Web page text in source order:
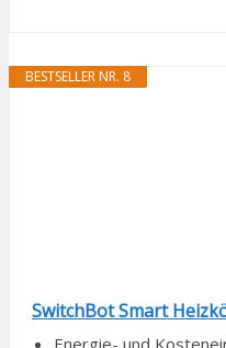
BESTSELLER NR. 8
SwitchBot Smart